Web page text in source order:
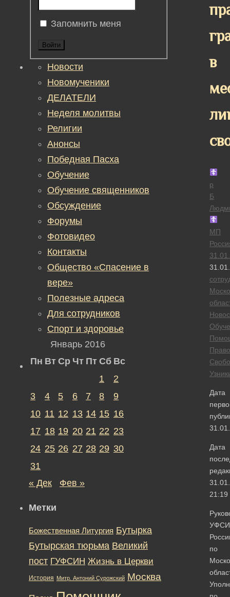
в
р
Б
МП
Дата
Дата
21:19
по
Запомнить меня
Войти
Новости
Новомученики
ДЕЛАТЕЛИ
Неделя молитвы
Религии
Анонсы
Победная Пасха
Обучение
Обучение священников
Обсуждение
Форумы
Фотовидео
Контакты
Общество «Спасение в
вере»
Полезные адреса
Для сотрудников
Спорт и здоровье
Январь 2016
Пн Вт Ср Чт Пт Сб Вс
1
2
3
4 5 6 7 8
9
10 11 12 13 14 15 16
17 18 19 20 21 22 23
24 25 26 27 28 29 30
31
« Дек
Фев »
Метки
Божественная Литургия Бутырка
Бутырская тюрьма Великий
пост ГУФСИН Жизнь в Церкви
История Митр. Антоний Сурожский Москва